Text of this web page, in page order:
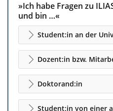
»Ich habe Fragen zu
und bin …«
Student:in an der
Dozent:in bzw.
Doktorand:in
Student:in von einer